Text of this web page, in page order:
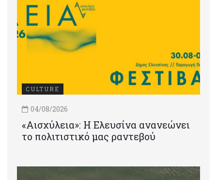
CULTURE
04/08/2026
«Αισχύλεια»: Η Ελευσίνα ανανεώνει
το πολιτιστικό μας ραντεβού